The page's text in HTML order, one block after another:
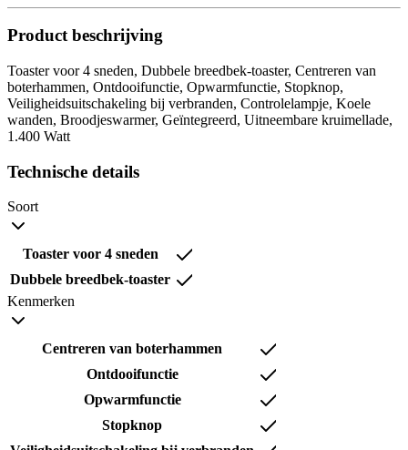
Product beschrijving
Toaster voor 4 sneden, Dubbele breedbek-toaster, Centreren van
boterhammen, Ontdooifunctie, Opwarmfunctie, Stopknop,
Veiligheidsuitschakeling bij verbranden, Controlelampje, Koele
wanden, Broodjeswarmer, Geïntegreerd, Uitneembare kruimellade,
1.400 Watt
Technische details
Soort
Toaster voor 4 sneden
Dubbele breedbek-toaster
Kenmerken
Centreren van boterhammen
Ontdooifunctie
Opwarmfunctie
Stopknop